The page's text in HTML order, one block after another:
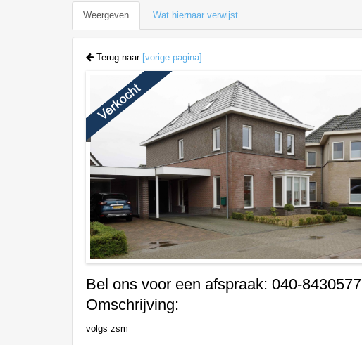
Primaire
tabs
Weergeven (actieve
tabblad)
Wat hiernaar verwijst
Terug naar [vorige pagina]
Bel ons voor een afspraak: 040-8430577
Omschrijving:
volgs zsm